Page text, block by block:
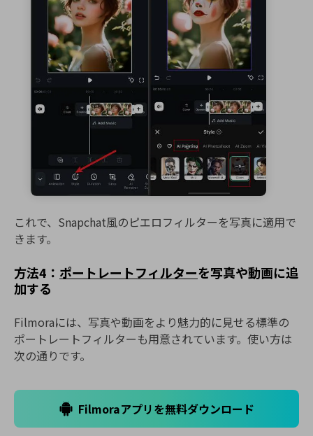
これで、Snapchat風のピエロフィルターを写真に適用で
きます。
方法4： ポートレートフィルターを写真や動画に追
加する
Filmoraには、写真や動画をより魅力的に見せる標準の
ポートレートフィルターも用意されています。使い方は
次の通りです。
Filmoraアプリを無料ダウンロード